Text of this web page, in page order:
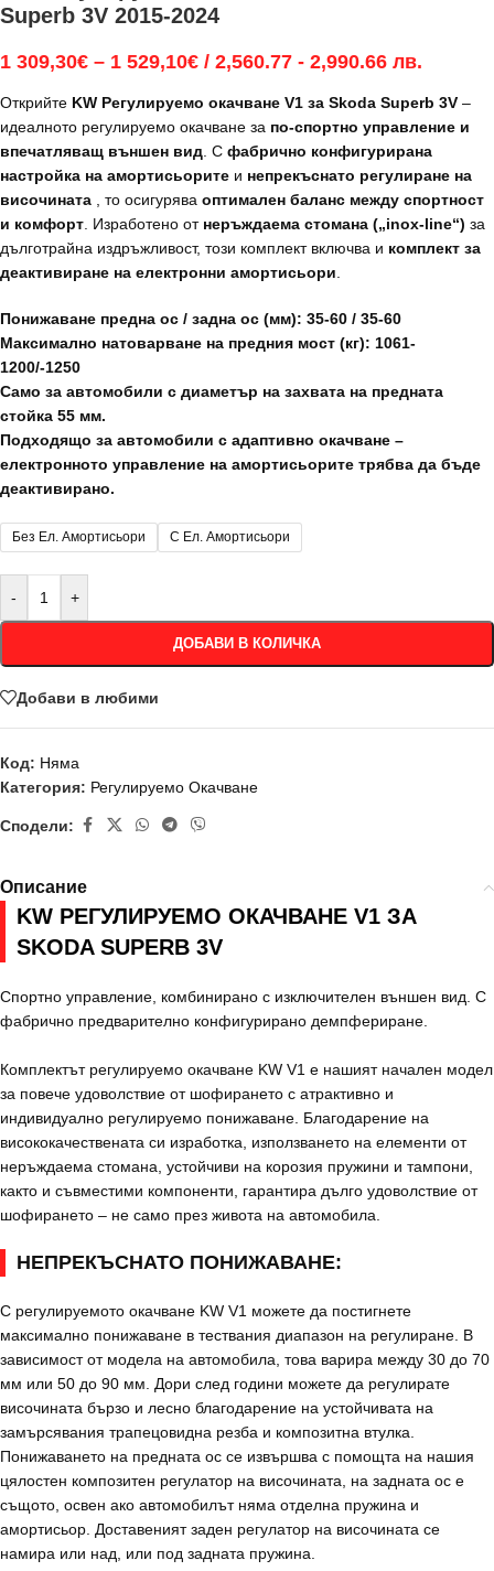
Superb 3V 2015-2024
1 309,30€ – 1 529,10€ / 2,560.77 - 2,990.66 лв.
Открийте KW Регулируемо окачване V1 за Skoda Superb 3V –
идеалното регулируемо окачване за по-спортно управление и
впечатляващ външен вид. С фабрично конфигурирана
настройка на амортисьорите и непрекъснато регулиране на
височината , то осигурява оптимален баланс между спортност
и комфорт. Изработено от неръждаема стомана („inox-line“) за
дълготрайна издръжливост, този комплект включва и комплект за
деактивиране на електронни амортисьори.
Понижаване предна ос / задна ос (мм): 35-60 / 35-60
Максимално натоварване на предния мост (кг): 1061-
1200/-1250
Само за автомобили с диаметър на захвата на предната
стойка 55 мм.
Подходящо за автомобили с адаптивно окачване –
електронното управление на амортисьорите трябва да бъде
деактивирано.
Без Ел. Амортисьори С Ел. Амортисьори
- +
ДОБАВИ В КОЛИЧКА
Добави в любими
Код: Няма
Категория: Регулируемо Окачване
Сподели:
Описание
KW РЕГУЛИРУЕМО ОКАЧВАНЕ V1 ЗА
SKODA SUPERB 3V
Спортно управление, комбинирано с изключителен външен вид. С
фабрично предварително конфигурирано демпфериране.
Комплектът регулируемо окачване KW V1 е нашият начален модел
за повече удоволствие от шофирането с атрактивно и
индивидуално регулируемо понижаване. Благодарение на
висококачествената си изработка, използването на елементи от
неръждаема стомана, устойчиви на корозия пружини и тампони,
както и съвместими компоненти, гарантира дълго удоволствие от
шофирането – не само през живота на автомобила.
НЕПРЕКЪСНАТО ПОНИЖАВАНЕ:
С регулируемото окачване KW V1 можете да постигнете
максимално понижаване в тествания диапазон на регулиране. В
зависимост от модела на автомобила, това варира между 30 до 70
мм или 50 до 90 мм. Дори след години можете да регулирате
височината бързо и лесно благодарение на устойчивата на
замърсявания трапецовидна резба и композитна втулка.
Понижаването на предната ос се извършва с помощта на нашия
цялостен композитен регулатор на височината, на задната ос е
същото, освен ако автомобилът няма отделна пружина и
амортисьор. Доставеният заден регулатор на височината се
намира или над, или под задната пружина.